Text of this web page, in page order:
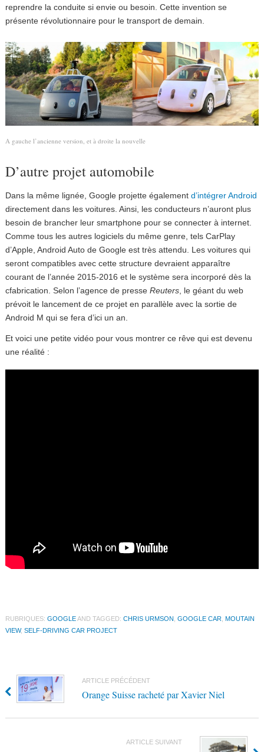
reprendre la conduite si envie ou besoin. Cette invention se
présente révolutionnaire pour le transport de demain.
A gauche l’ancienne version, et à droite la nouvelle
D’autre projet automobile
Dans la même lignée, Google projette également d’intégrer Android
directement dans les voitures. Ainsi, les conducteurs n’auront plus
besoin de brancher leur smartphone pour se connecter à internet.
Comme tous les autres logiciels du même genre, tels CarPlay
d’Apple, Android Auto de Google est très attendu. Les voitures qui
seront compatibles avec cette structure devraient apparaître
courant de l’année 2015-2016 et le système sera incorporé dès la
cfabrication. Selon l’agence de presse Reuters, le géant du web
prévoit le lancement de ce projet en parallèle avec la sortie de
Android M qui se fera d’ici un an.
Et voici une petite vidéo pour vous montrer ce rêve qui est devenu
une réalité :
RUBRIQUES: GOOGLEAND TAGGED: CHRIS URMSON GOOGLE CAR, MOUTAIN
VIEW, SELF-DRIVING CAR PROJECT
ARTICLE PRÉCÉDENT
Orange Suisse racheté par Xavier Niel
ARTICLE SUIVANT